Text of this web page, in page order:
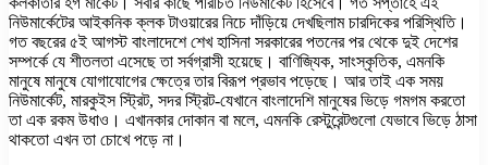
নিউমার্কেটের আইকনিক ক্লক টাওয়ারের নিচে দাঁড়িয়ে দেখছিলাম চারদিকের পরিস্থিতি।
গত বছরের ৫ই আগস্ট বাংলাদেশে শেখ হাসিনা সরকারের পতনের পর থেকে দুই দেশের
সম্পর্কে যে শীতলতা এসেছে তা সর্বগ্রাসী হয়েছে। বাণিজ্যিক, সাংস্কৃতিক, এমনকি
মানুষে মানুষে যোগাযোগের ক্ষেত্রে তার বিরূপ প্রভাব পড়েছে। আর তাই এক সময়
নিউমার্কেট, মারকুইস স্ট্রিট, সদর স্ট্রিট-যেখানে বাংলাদেশি মানুষের ভিড়ে গমগম করতো
তা এক রকম উধাও। এখানকার দোকান বা মলে, এমনকি রেস্টুরেন্টগুলো যেভাবে ভিড়ে ঠাসা
থাকতো এখন তা চোখে পড়ে না।